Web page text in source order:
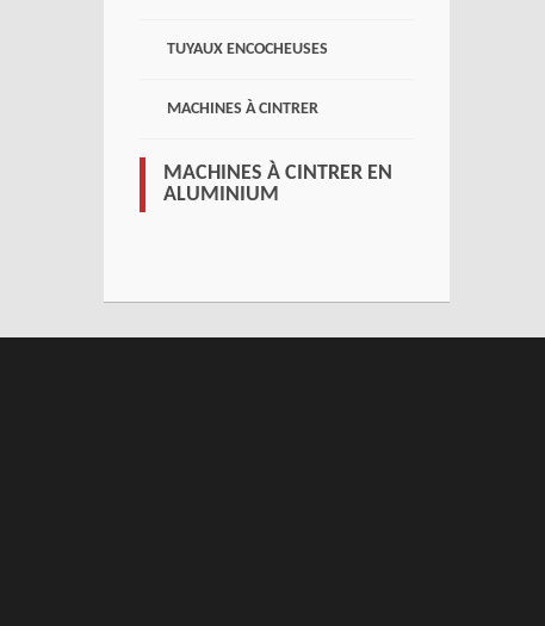
TUYAUX ENCOCHEUSES
MACHINES À CINTRER
MACHINES À CINTRER EN
ALUMINIUM